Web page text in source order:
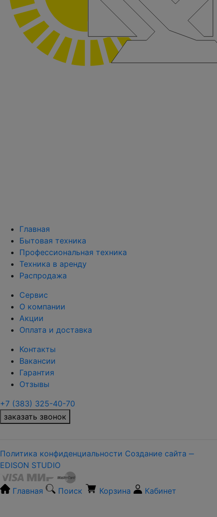
Главная
Бытовая техника
Профессиональная техника
Техника в аренду
Распродажа
Сервис
О компании
Акции
Оплата и доставка
Контакты
Вакансии
Гарантия
Отзывы
+7 (383) 325-40-70
заказать звонок
Политика конфиденциальности Создание сайта ‒
EDISON STUDIO
Главная Поиск Корзина Кабинет